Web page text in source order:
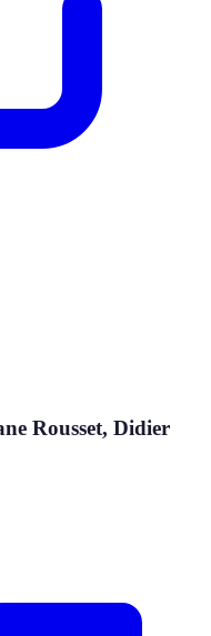
Rousset, Didier